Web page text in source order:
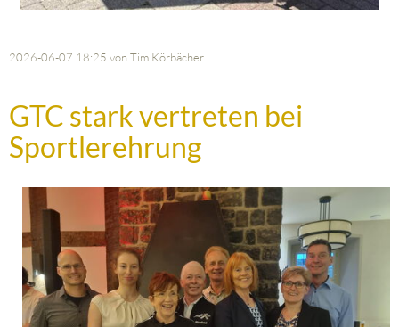
2026-06-07 18:25 von Tim Körbächer
GTC stark vertreten bei
Sportlerehrung